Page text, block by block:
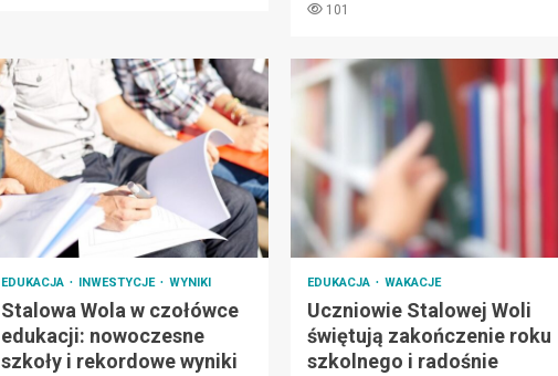
101
EDUKACJA INWESTYCJE WYNIKI
Stalowa Wola w czołówce
edukacji: nowoczesne
szkoły i rekordowe wyniki
EDUKACJA WAKACJE
Uczniowie Stalowej Woli
świętują zakończenie roku
szkolnego i radośnie